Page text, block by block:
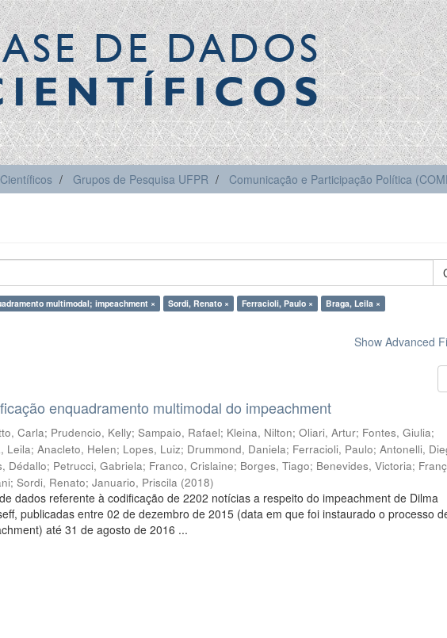
DE DADOS
Grupos de Pesquisa UFPR Comunicação e Participação Política
multimodal; impeachment × Sordi, Renato × Ferracioli, Paulo ×
Braga, Leila ×
Show Advanced
enquadramento multimodal do impeachment
Carla; Prudencio, Kelly;Sampaio, Rafael; Kleina, Nilton;Oliari, Artur; Fontes, Giulia;
Leila;Anacleto, Helen; Lopes, Luiz; Drummond, Daniela; Ferracioli, Paulo;Antonelli,
Dédallo; Petrucci, Gabriela; Franco, Crislaine; Borges, Tiago; Benevides, Victoria;
;Sordi, Renato;Januario, Priscila (2018)
dados referente à codificação de 2202 notícias a respeito do impeachment de Dilma
publicadas entre 02 de dezembro de 2015 (data em que foi instaurado o processo
até 31 de agosto de 2016 ...